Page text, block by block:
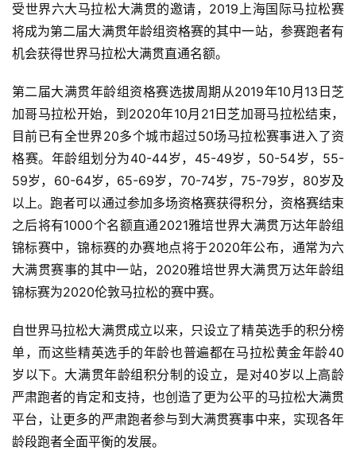
受世界六大马拉松大满贯的邀请，2019上海国际马拉松赛
将成为第二届大满贯年龄组资格赛的其中一站，参赛跑者有
机会获得世界马拉松大满贯直通名额。
第二届大满贯年龄组资格赛选拔周期从2019年10月13日芝
加哥马拉松开始，到2020年10月21日芝加哥马拉松结束，
目前已有全世界20多个城市超过50场马拉松赛事进入了资
格赛。年龄组划分为40-44岁，45-49岁，50-54岁，55-
59岁，60-64岁，65-69岁，70-74岁，75-79岁，80岁及
以上。跑者可以通过参加多场资格赛获得积分，资格赛结束
之后将有1000个名额直通2021雅培世界大满贯万达年龄组
锦标赛中，锦标赛的办赛地点将于2020年公布，通常为六
大满贯赛事的其中一站，2020雅培世界大满贯万达年龄组
锦标赛为2020伦敦马拉松的赛中赛。
自世界马拉松大满贯成立以来，只设立了精英选手的积分榜
单，而这些精英选手的年龄也普遍都在马拉松黄金年龄40
岁以下。大满贯年龄组积分制的设立，是对40岁以上高龄
严肃跑者的肯定和支持，也创造了更为公平的马拉松大满贯
平台，让更多的严肃跑者参与到大满贯赛事中来，实现各年
龄段跑者全面平衡的发展。